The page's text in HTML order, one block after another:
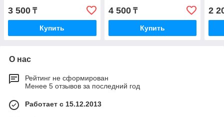
3 500 ₸
Купить
4 500₸
Купить
2
О нас
Рейтинг не сформирован
Менее 5 отзывов за последний год
Работает с 15.12.2013